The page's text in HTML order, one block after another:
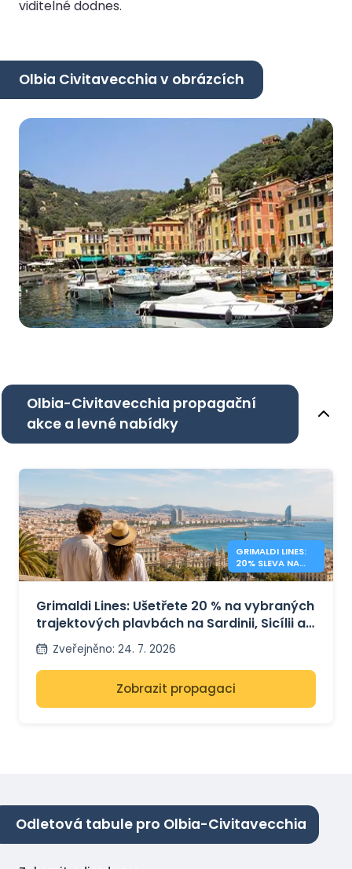
viditelné dodnes.
Olbia Civitavecchia v obrázcích
Olbia-Civitavecchia propagační
akce a levné nabídky
GRIMALDI LINES:
20% SLEVA NA
TRAJEKTY ZE
Grimaldi Lines: Ušetřete 20 % na vybraných
trajektových plavbách na Sardinii, Sicílii a
do Španělska
Zveřejněno: 24. 7. 2026
Zobrazit propagaci
Odletová tabule pro Olbia-Civitavecchia